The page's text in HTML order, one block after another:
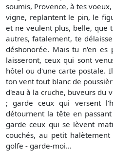
soumis, Provence, à tes
vigne, replantent le pin, le
et ne veulent plus, belle, que
autres, fatalement, te
déshonorée. Mais tu n'en
laisseront, ceux qui sont
hôtel ou d'une carte postale.
ton vent tout blanc de
d'eau à la cruche, buveurs du
; garde ceux qui versent
détournent la tête en
garde ceux qui se lèvent
couchés, au petit
golfe - garde-moi...